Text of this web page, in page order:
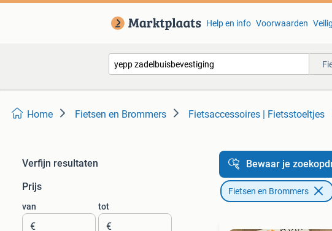
Help en info Voorwaarden
Home Fietsen en Brommers Fietsaccessoires | Fietsstoeltjes
Verfijn resultaten
Prijs
van
€
tot
€
Bewaar je
Fietsen en Brommers